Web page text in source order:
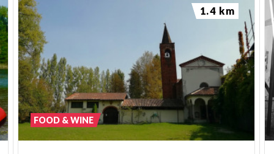
FOOD & WINE
1.4 km